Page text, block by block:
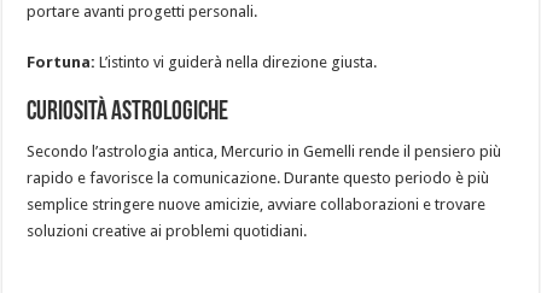
portare avanti progetti personali.
Fortuna: L’istinto vi guiderà nella direzione giusta.
Curiosità astrologiche
Secondo l’astrologia antica, Mercurio in Gemelli rende il pensiero più
rapido e favorisce la comunicazione. Durante questo periodo è più
semplice stringere nuove amicizie, avviare collaborazioni e trovare
soluzioni creative ai problemi quotidiani.